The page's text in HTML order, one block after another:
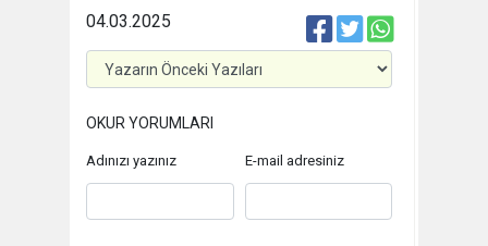
04.03.2025
OKUR YORUMLARI
Adınızı yazınız E-mail adresiniz